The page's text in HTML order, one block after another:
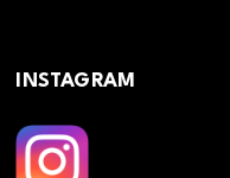
INSTAGRAM